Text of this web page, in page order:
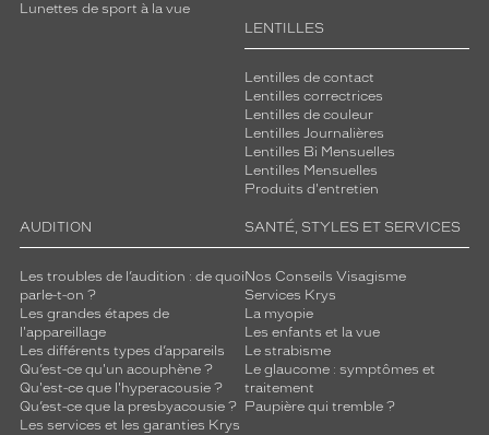
Lunettes de sport à la vue
LENTILLES
Lentilles de contact
Lentilles correctrices
Lentilles de couleur
Lentilles Journalières
Lentilles Bi Mensuelles
Lentilles Mensuelles
Produits d'entretien
AUDITION
Les troubles de l’audition : de quoi
parle-t-on ?
Les grandes étapes de
l'appareillage
Les différents types d’appareils
Qu’est-ce qu'un acouphène ?
Qu'est-ce que l'hyperacousie ?
Qu’est-ce que la presbyacousie ?
Les services et les garanties Krys
SANTÉ, STYLES ET SERVICES
Nos Conseils Visagisme
Services Krys
La myopie
Les enfants et la vue
Le strabisme
Le glaucome : symptômes et
traitement
Paupière qui tremble ?